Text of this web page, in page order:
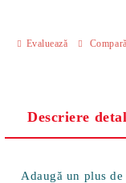
Evaluează Compară
Descriere
Adaugă un plus